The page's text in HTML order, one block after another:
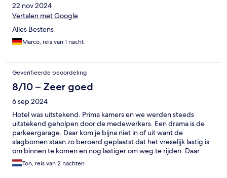
22 nov 2024
Vertalen met Google
Alles Bestens
Marco, reis van 1 nacht
Geverifieerde beoordeling
8/10 – Zeer goed
6 sep 2024
Hotel was uitstekend. Prima kamers en we werden steeds
uitstekend geholpen door de medewerkers. Een drama is de
parkeergarage. Daar kom je bijna niet in of uit want de
slagbomen staan zo beroerd geplaatst dat het vreselijk lastig is
om binnen te komen en nog lastiger om weg te rijden. Daar
heeft de ontwerper van de garage niet goed over nagedacht
en zou voor ons een reden zijn om niet nogmaals naar dit hotel
Ton, reis van 2 nachten